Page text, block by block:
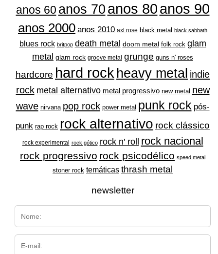
anos 60 anos 70 anos 80anos 90
anos 2000 anos 2010 axl rose black metal black sabbath
blues rock britpop death metal doom metal folk rock glam
metal glam rock groove metal grunge guns n' roses
hardcore hard rock heavy metal indie
rock metal alternativo metal progressivo new metal new
wave nirvana pop rock power metal punk rock pós-
punk rap rock rock alternativo rock clássico
rock experimental rock gótico rock n' roll rock nacional
rock progressivo rock psicodélico speed metal
stoner rock temáticas thrash metal
newsletter